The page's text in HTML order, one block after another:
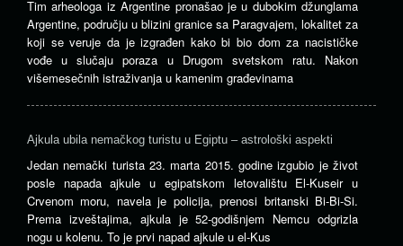
Tim arheologa iz Argentine pronašao je u dubokim džunglama
Argentine, području u blizini granice sa Paragvajem, lokalitet za
koji se veruje da je izgrađen kako bi bio dom za nacističke
vođe u slučaju poraza u Drugom svetskom ratu. Nakon
višemesečnih istraživanja u kamenim građevinama
Ajkula ubila nemačkog turistu u Egiptu – astrološki aspekti
Jedan nemački turista 23. marta 2015. godine izgubio je život
posle napada ajkule u egipatskom letovalištu El-Kuseir u
Crvenom moru, navela je policija, prenosi britanski Bi-Bi-Si.
Prema izveštajima, ajkula je 52-godišnjem Nemcu odgrizla
nogu u kolenu. To je prvi napad ajkule u el-Kus